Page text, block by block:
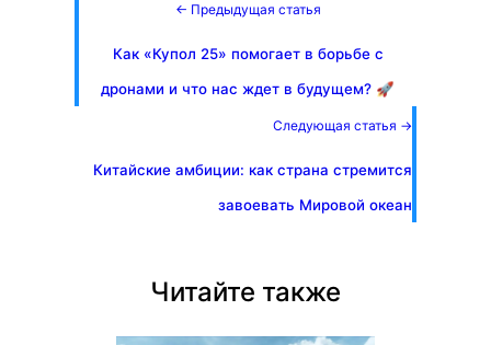
← Предыдущая статья
Как «Купол 25» помогает в борьбе с
дронами и что нас ждет в будущем? 🚀
Следующая статья →
Китайские амбиции: как страна стремится
завоевать Мировой океан
Читайте также